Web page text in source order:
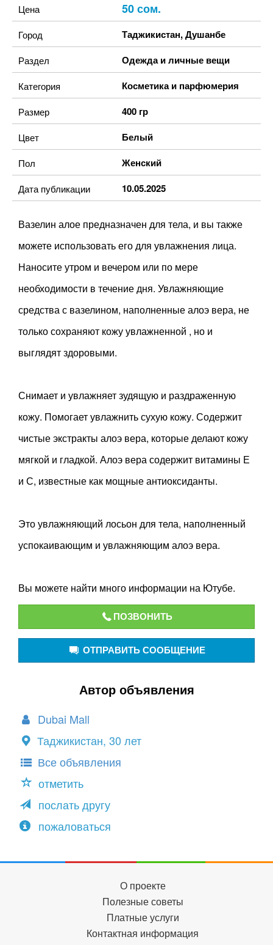
Цена 50 сом.
Город Таджикистан,Душанбе
Раздел Одежда и личные вещи
Категория Косметика и парфюмерия
Размер 400 гр
Цвет Белый
Пол Женский
Дата публикации 10.05.2025
Вазелин алое предназначен для тела, и вы также
можете использовать его для увлажнения лица.
Наносите утром и вечером или по мере
необходимости в течение дня. Увлажняющие
средства с вазелином, наполненные алоэ вера, не
только сохраняют кожу увлажненной , но и
выглядят здоровыми.
Снимает и увлажняет зудящую и раздраженную
кожу. Помогает увлажнить сухую кожу. Содержит
чистые экстракты алоэ вера, которые делают кожу
мягкой и гладкой. Алоэ вера содержит витамины Е
и С, известные как мощные антиоксиданты.
Это увлажняющий лосьон для тела, наполненный
успокаивающим и увлажняющим алоэ вера.
Вы можете найти много информации на Ютубе.
ПОЗВОНИТЬ
ОТПРАВИТЬ СООБЩЕНИЕ
Автор объявления
Dubai Mall
Таджикистан, 30 лет
Все объявления
отметить
послать другу
пожаловаться
О проекте
Полезные советы
Платные услуги
Контактная информация